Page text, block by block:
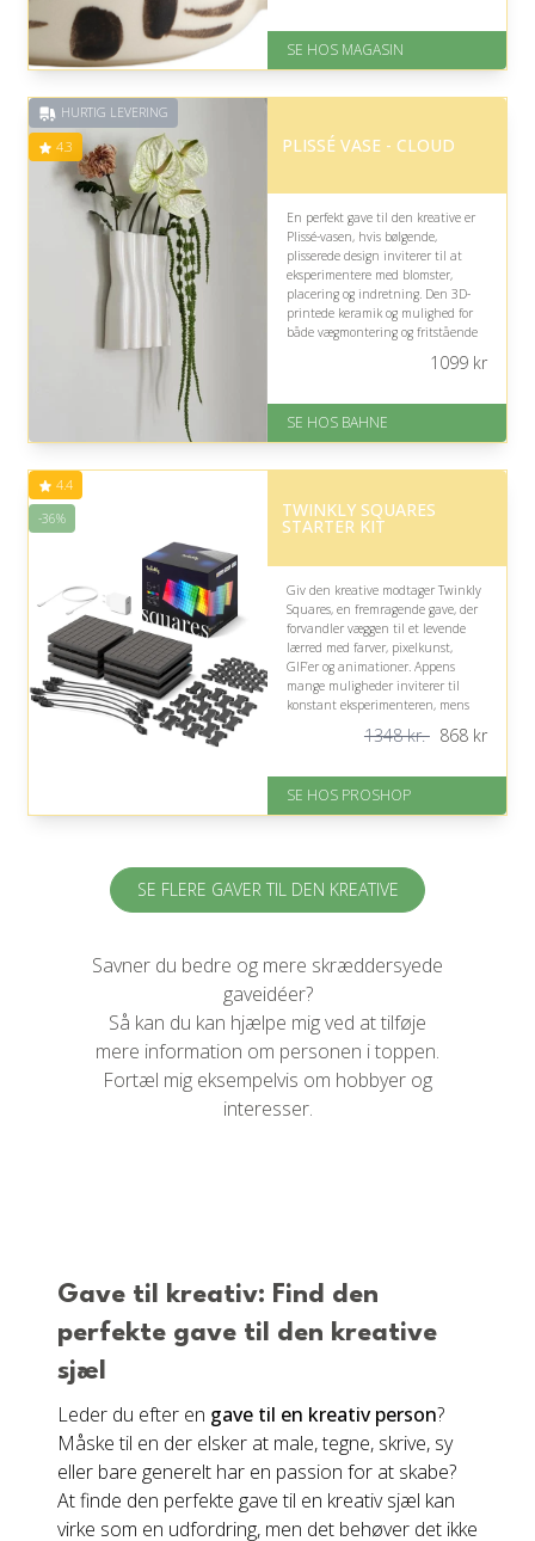
God Trustpilot rating på 4.1 ud
SE HOS MAGASIN
HURTIG LEVERING
4.3 PLISSÉ VASE - CLOUD
En perfekt gave til den kreative er
Plissé-vasen, hvis bølgende,
plisserede design inviterer til at
eksperimentere med blomster,
placering og indretning. Den 3D-
printede keramik og mulighed for
både vægmontering og fritstående
skulpturelt, personligt udtryk.
På lager
Levering: 1-3 hverdage
Fremragende Trustpilot rating
1099kr
SE HOS BAHNE
4.4
-36%
TWINKLY SQUARES
STARTER KIT
Giv den kreative modtager Twinkly
Squares, en fremragende gave, der
forvandler væggen til et levende
lærred med farver, pixelkunst,
GIF’er og animationer. Appens
mange muligheder inviterer til
konstant eksperimenteren, mens
modtagerens kreative udtryk
På lager
Levering: 2-12 hverdage
Nedsat: 36% (Normalpris: 1348
kr.)
1348 kr. 868kr
SE HOS PROSHOP
SE FLERE GAVER TIL DEN KREATIVE
Savner du bedre og mere skræddersyede
gaveidéer?
Så kan du kan hjælpe mig ved at tilføje
mere information om personen i toppen.
Fortæl mig eksempelvis om hobbyer og
interesser.
Gave til kreativ: Find den
perfekte gave til den kreative
sjæl
Leder du efter en gave til en kreativ person?
Måske til en der elsker at male, tegne, skrive, sy
eller bare generelt har en passion for at skabe?
At finde den perfekte gave til en kreativ sjæl kan
virke som en udfordring, men det behøver det ikke